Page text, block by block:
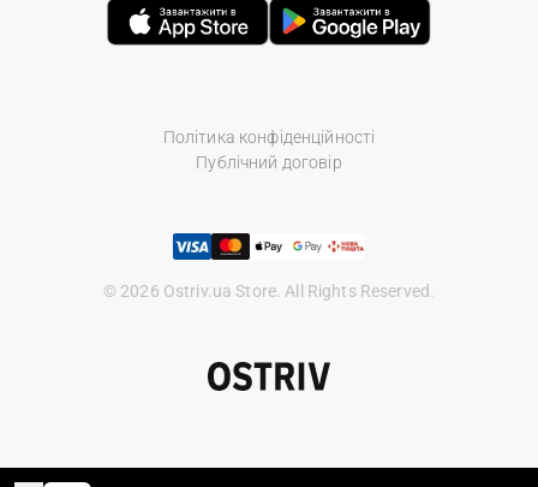
Політика конфіденційності
Публічний договір
© 2026 Ostriv.ua Store. All Rights Reserved.